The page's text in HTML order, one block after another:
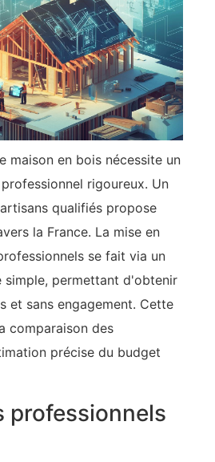
maison en bois nécessite un
rigoureux. Un
qualifiés propose
la France. La mise en
se fait via un
simple, permettant d'obtenir
et sans engagement. Cette
comparaison des
précise du budget
professionnels